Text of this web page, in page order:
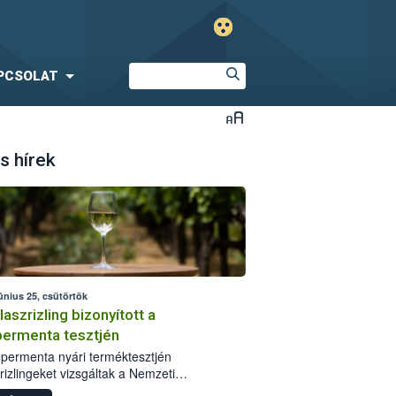
hírek
25, csütörtök
bizonyított a
tesztjén
nyári terméktesztjén
vizsgáltak a Nemzeti
biztonsági Hivatal (Nébih)